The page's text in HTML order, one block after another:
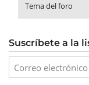
Tema del foro
Suscríbete a la